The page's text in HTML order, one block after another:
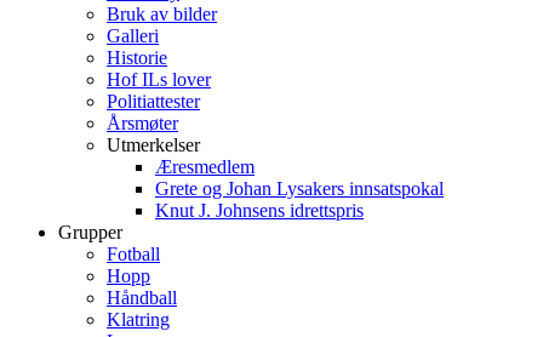
Bruk av bilder
Galleri
Historie
Hof ILs lover
Politiattester
Årsmøter
Utmerkelser
Æresmedlem
Grete og Johan Lysakers innsatspokal
Knut J. Johnsens idrettspris
Grupper
Fotball
Hopp
Håndball
Klatring